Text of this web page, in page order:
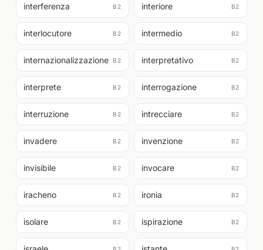
interferenza B2 interiore B2
interlocutore B2 intermedio B2
internazionalizzazione B2 interpretativo B2
interprete B2 interrogazione B2
interruzione B2 intrecciare B2
invadere B2 invenzione B2
invisibile B2 invocare B2
iracheno B2 ironia B2
isolare B2 ispirazione B2